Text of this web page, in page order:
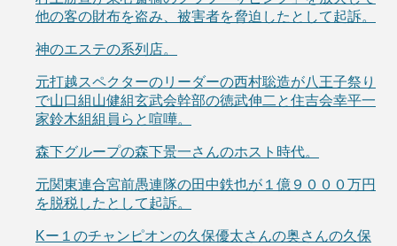
他の客の財布を盗み、被害者を脅迫したとして起訴。
神のエステの系列店。
元打越スペクターのリーダーの西村聡造が八王子祭り
で山口組山健組玄武会幹部の徳武伸二と住吉会幸平一
家鈴木組組員らと喧嘩。
森下グループの森下景一さんのホスト時代。
元関東連合宮前愚連隊の田中鉄也が１億９０００万円
を脱税したとして起訴。
Kー１のチャンピオンの久保優太さんの奥さんの久保